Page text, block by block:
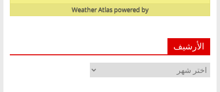
powered by
Weather Atlas
الأرشيف
الأرشيف